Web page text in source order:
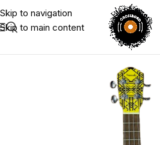
Skip to navigation
Skip to main content